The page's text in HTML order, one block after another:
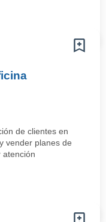
de clientes en
vender planes de
atención